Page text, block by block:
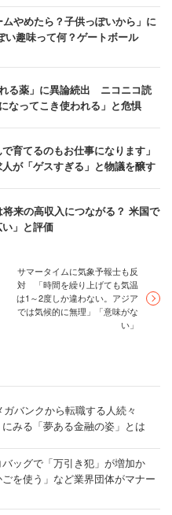
ムやめたら？子供っぽいから」に
い趣味って何？ゲートボール
れる薬」に異論続出 ニコニコ読
なってこき使われる」と危惧
育てるのもお仕事になります」
が「ゲスすぎる」と物議を醸す
将来の高収入につながる？ 米国で
」と評価
サマータイムに気象予報士も反
対 「時間を繰り上げても気温
は1～2度しか違わない。アジア
では気候的に無理」「意味がな
い」
ガバンクから転職する人続々
にみる「夢ある金融の姿」とは
バッグで「万引き犯」が増加か
ごを使う」など業界団体がマナー